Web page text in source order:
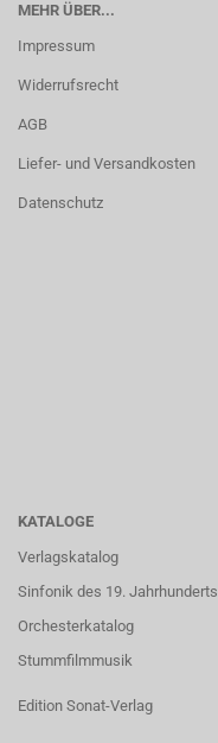
MEHR ÜBER...
Impressum
Widerrufsrecht
AGB
Liefer- und Versandkosten
Datenschutz
KATALOGE
Verlagskatalog
Sinfonik des 19. Jahrhunderts
Orchesterkatalog
Stummfilmmusik
Edition Sonat-Verlag